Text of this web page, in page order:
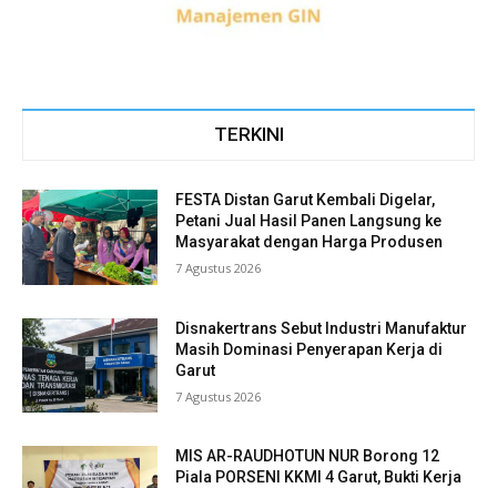
TERKINI
FESTA Distan Garut Kembali Digelar,
Petani Jual Hasil Panen Langsung ke
Masyarakat dengan Harga Produsen
7 Agustus 2026
Disnakertrans Sebut Industri Manufaktur
Masih Dominasi Penyerapan Kerja di
Garut
7 Agustus 2026
MIS AR-RAUDHOTUN NUR Borong 12
Piala PORSENI KKMI 4 Garut, Bukti Kerja